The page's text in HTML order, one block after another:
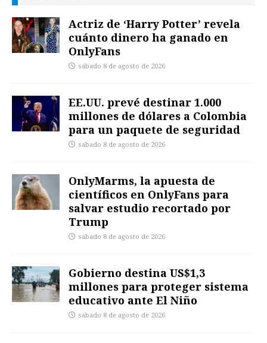
Actriz de ‘Harry Potter’ revela
cuánto dinero ha ganado en
OnlyFans
sábado 8 de agosto de 2026
EE.UU. prevé destinar 1.000
millones de dólares a Colombia
para un paquete de seguridad
sábado 8 de agosto de 2026
OnlyMarms, la apuesta de
científicos en OnlyFans para
salvar estudio recortado por
Trump
sábado 8 de agosto de 2026
Gobierno destina US$1,3
millones para proteger sistema
educativo ante El Niño
sábado 8 de agosto de 2026